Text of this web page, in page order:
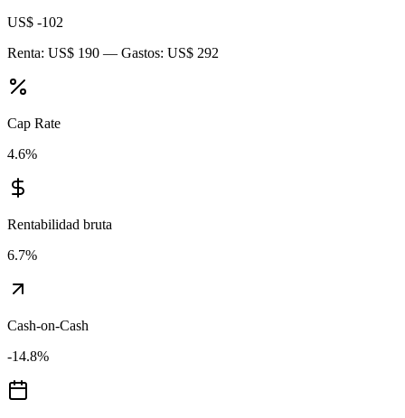
US$ -102
Renta: US$ 190 — Gastos: US$ 292
Cap Rate
4.6%
Rentabilidad bruta
6.7%
Cash-on-Cash
-14.8%